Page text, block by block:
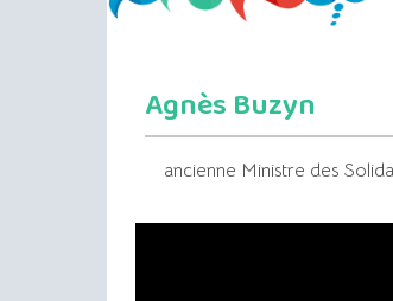
Agnès Buzyn
ancienne Ministre des